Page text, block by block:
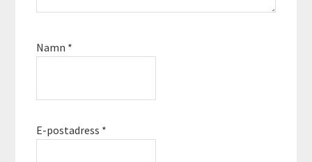
Namn *
E-postadress *